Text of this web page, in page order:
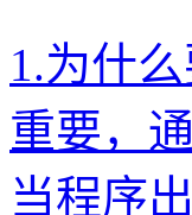
1.为什
重要，
当程序